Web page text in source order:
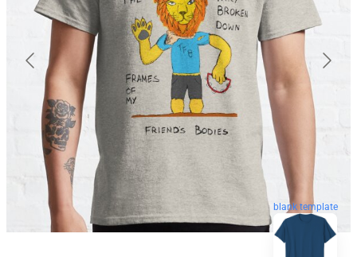
blank template